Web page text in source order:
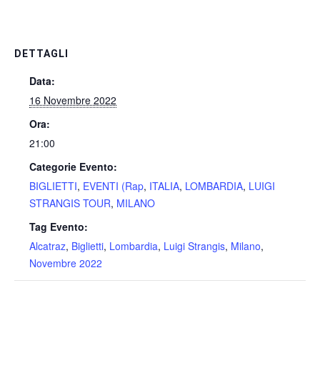
DETTAGLI
Data:
16 Novembre 2022
Ora:
21:00
Categorie Evento:
BIGLIETTI, EVENTI (Rap, ITALIA, LOMBARDIA, LUIGI
STRANGIS TOUR, MILANO
Tag Evento:
Alcatraz, Biglietti, Lombardia, Luigi Strangis, Milano,
Novembre 2022